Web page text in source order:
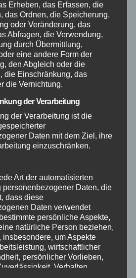
Erheben, das Erfassen, die
das Ordnen, die Speicherung,
oder Veränderung, das
Abfragen, die Verwendung,
durch Übermittlung,
eine andere Form der
den Abgleich oder die
die Einschränkung, das
die Vernichtung.
der Verarbeitung
der Verarbeitung ist die
Daten mit dem Ziel, ihre
einzuschränken.
Art der automatisierten
personenbezogener Daten, die
dass diese
Daten verwendet
persönliche Aspekte,
natürliche Person beziehen,
insbesondere, um Aspekte
wirtschaftlicher
persönlicher Vorlieben,
Verhalten,